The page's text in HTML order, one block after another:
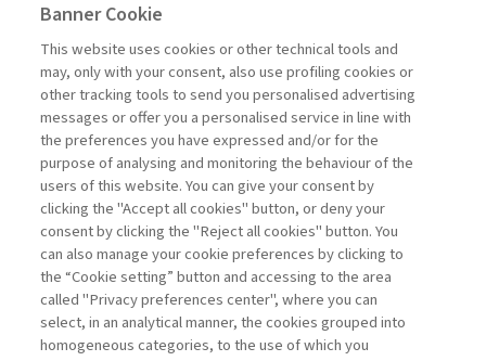
NEXTGEN MANAGEMENT
OLTRE LA REALTÀ FISICA.
PACKAGING ...
di Generoso Branca
La consultazione dei libri è riservata esclusivamente
agli abbonati Premium
Legenda: Accedi Per registrati Per abbonati
Banner Cookie
This website uses cookies or other technical tools and
may, only with your consent, also use profiling cookies or
other tracking tools to send you personalised advertising
messages or offer you a personalised service in line with
the preferences you have expressed and/or for the
purpose of analysing and monitoring the behaviour of the
users of this website. You can give your consent by
clicking the "Accept all cookies" button, or deny your
consent by clicking the "Reject all cookies" button. You
can also manage your cookie preferences by clicking to
the “Cookie setting” button and accessing to the area
called "Privacy preferences center", where you can
select, in an analytical manner, the cookies grouped into
homogeneous categories, to the use of which you